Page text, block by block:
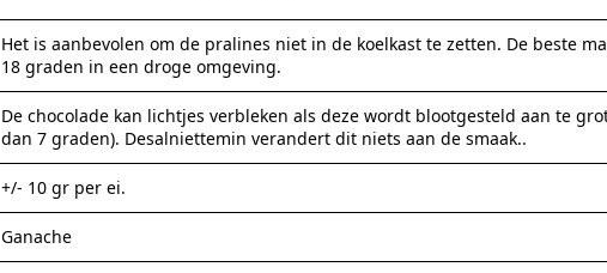
Het is aanbevolen om de pralines niet in de koelkast te zetten. De beste
18 graden in een droge omgeving.
De chocolade kan lichtjes verbleken als deze wordt blootgesteld aan te
dan 7 graden). Desalniettemin verandert dit niets aan de smaak..
+/- 10 gr per ei.
Ganache